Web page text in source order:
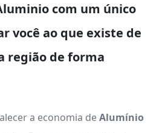
com um único
você ao que existe de
região de forma
a economia deAlumínio